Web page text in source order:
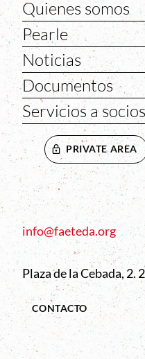
Quienes somos
Pearle
Noticias
Documentos
Servicios a socios
PRIVATE AREA
info@faeteda.org
Plaza de la Cebada, 2.
CONTACTO